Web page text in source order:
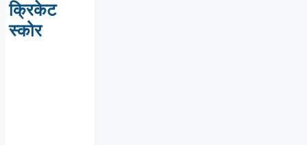
क्रिकेट
स्कोर